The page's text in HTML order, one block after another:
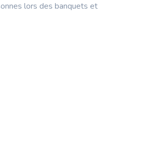
lors des banquets et